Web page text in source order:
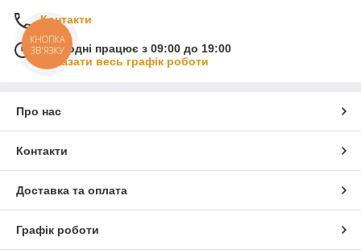
Контакти
Сьогодні працює з 09:00 до 19:00
Показати весь графік роботи
Про нас
Контакти
Доставка та оплата
Графік роботи
КНОПКА
ЗВ'ЯЗКУ